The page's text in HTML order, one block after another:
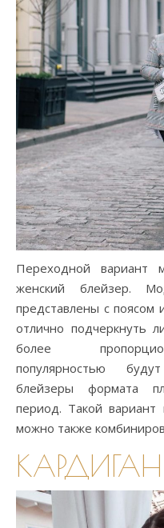
Переходной
женский блейзер.
представлены с
отлично подчеркнуть
более
популярностью
блейзеры формата
период. Такой
можно также
КАРДИГАН